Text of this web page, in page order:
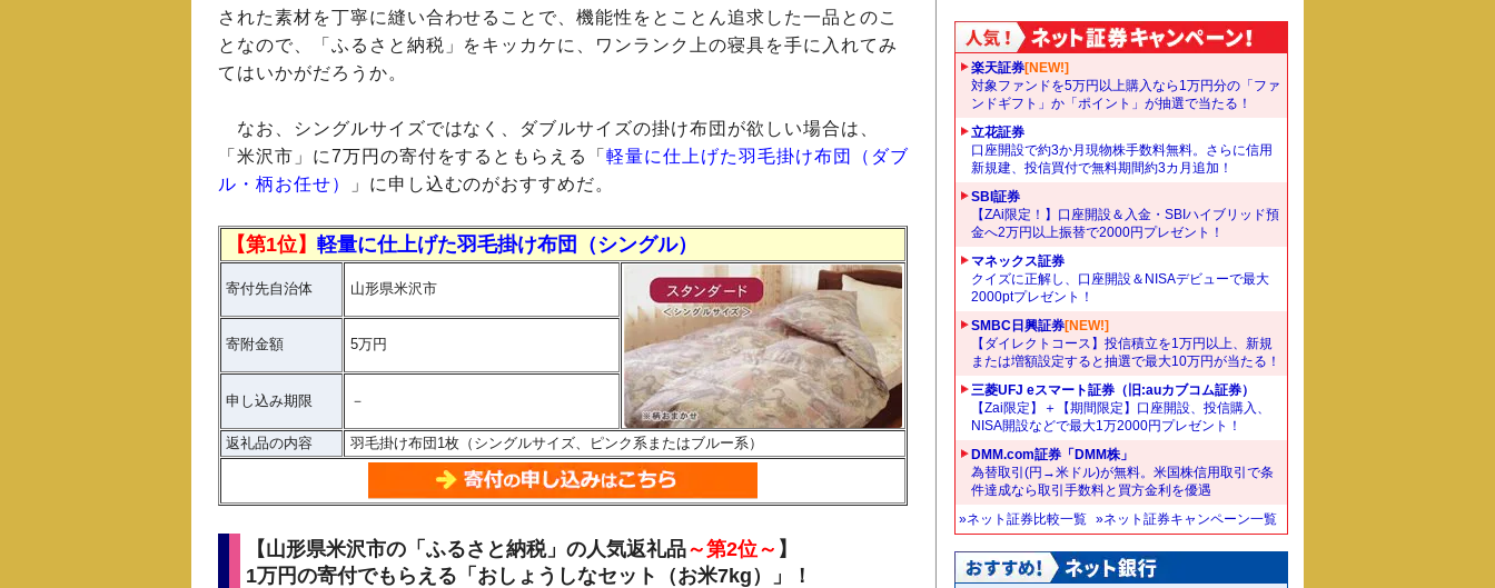
された素材を丁寧に縫い合わせることで、機能性をとことん追求した一品とのこ
となので、「ふるさと納税」をキッカケに、ワンランク上の寝具を手に入れてみ
てはいかがだろうか。
なお、シングルサイズではなく、ダブルサイズの掛け布団が欲しい場合は、
「米沢市」に7万円の寄付をするともらえる「軽量に仕上げた羽毛掛け布団（ダブ
ル・柄お任せ）
」に申し込むのがおすすめだ。
【第1位】 軽量に仕上げた羽毛掛け布団（シングル）
寄付先自治体 山形県米沢市
寄附金額 5万円
申し込み期限 －
返礼品の内容 羽毛掛け布団1枚（シングルサイズ、ピンク系またはブルー系）
【山形県米沢市の「ふるさと納税」の人気返礼品～第2位～ 】
1万円の寄付でもらえる「おしょうしなセット（お米7kg）」！
楽天証券[NEW!]
対象ファンドを5万円以上購入なら1万円分の「ファ
ンドギフト」か「ポイント」が抽選で当たる！
立花証券
口座開設で約3か月現物株手数料無料。さらに信用
新規建、投信買付で無料期間約3カ月追加！
SBI証券
【ZAi限定！】口座開設＆入金・SBIハイブリッド預
金へ2万円以上振替で2000円プレゼント！
マネックス証券
クイズに正解し、口座開設＆NISAデビューで最大
2000ptプレゼント！
SMBC日興証券[NEW!]
【ダイレクトコース】投信積立を1万円以上、新規
または増額設定すると抽選で最大10万円が当たる！
三菱UFJ eスマート証券（旧:auカブコム証券）
【Zai限定】＋【期間限定】口座開設、投信購入、
NISA開設などで最大1万2000円プレゼント！
DMM.com証券「DMM株」
為替取引(円→米ドル)が無料。米国株信用取引で条
件達成なら取引手数料と買方金利を優遇
»ネット証券比較一覧 »ネット証券キャンペーン一覧